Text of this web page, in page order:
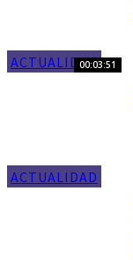
ACTUALIDAD00:03:51
ACTUALIDAD